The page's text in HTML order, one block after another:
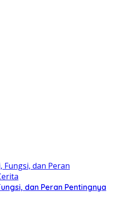
dan Peran Pentingnya